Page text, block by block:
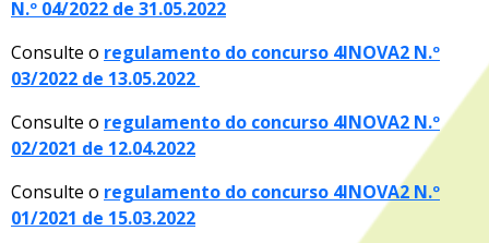
N.º 04/2022 de 31.05.2022
Consulte o regulamento do concurso 4INOVA2 N.º
03/2022 de 13.05.2022
Consulte o regulamento do concurso 4INOVA2 N.º
02/2021 de 12.04.2022
Consulte o regulamento do concurso 4INOVA2 N.º
01/2021 de 15.03.2022